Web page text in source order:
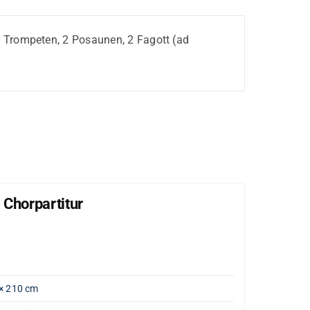
2 Posaunen, 2 Fagott (ad
Chorpartitur
210 cm